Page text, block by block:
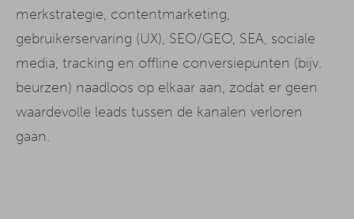
merkstrategie, contentmarketing,
gebruikerservaring (UX), SEO/GEO, SEA, sociale
media, tracking en offline conversiepunten (bijv.
beurzen) naadloos op elkaar aan, zodat er geen
waardevolle leads tussen de kanalen verloren
gaan.